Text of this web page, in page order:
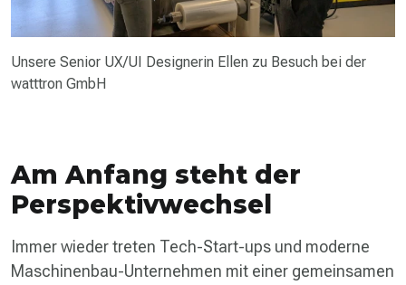
Unsere Senior UX/UI Designerin Ellen zu Besuch bei der
watttron GmbH
Am Anfang steht der
Perspektivwechsel
Immer wieder treten Tech-Start-ups und moderne
Maschinenbau-Unternehmen mit einer gemeinsamen